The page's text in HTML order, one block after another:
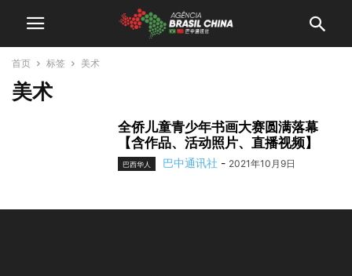
首页 标签 美术
美术
全侨儿童青少年书画大赛圆满落幕
【含作品、活动照片、直播视频】
巴西华人 巴中通讯社 - 2021年10月9日